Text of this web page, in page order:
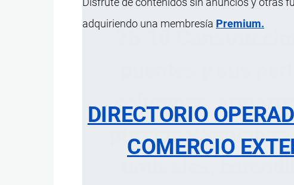
adquiriendo una membresía Premium.
DIRECTORIO
COMERCIO
76.10
puentes y sus
columnas,
puertas y
umbrales,